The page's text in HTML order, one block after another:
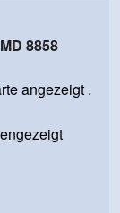
8858
angezeigt .